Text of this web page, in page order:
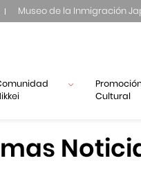
Museo de la Inmigración
Cultural